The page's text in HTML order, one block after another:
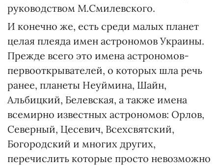
руководством М.Смилевского.
И конечно же, есть среди малых планет
целая плеяда имен астрономов Украины.
Прежде всего это имена астрономов-
первооткрывателей, о которых шла речь
ранее, планеты Неуймина, Шайн,
Альбицкий, Белевская, а также имена
всемирно известных астрономов: Орлов,
Северный, Цесевич, Всехсвятский,
Богородский и многих других,
перечислить которые просто невозможно